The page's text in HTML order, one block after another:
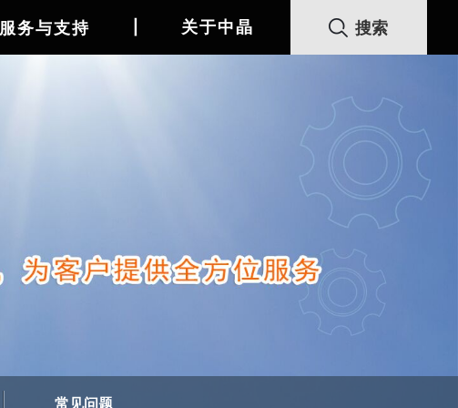
服务与支持 关于中晶
常见问题